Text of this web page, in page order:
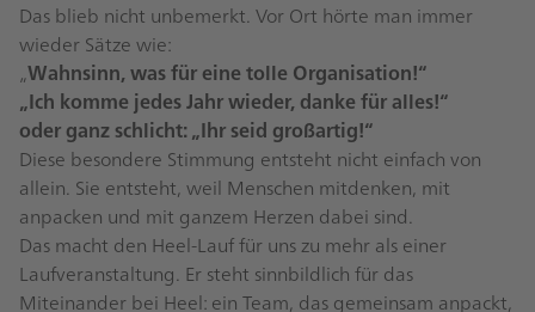
Das blieb nicht unbemerkt. Vor Ort hörte man immer
wieder Sätze wie:
„Wahnsinn, was für eine tolle Organisation!“
„Ich komme jedes Jahr wieder, danke für alles!“
oder ganz schlicht: „Ihr seid großartig!“
Diese besondere Stimmung entsteht nicht einfach von
allein. Sie entsteht, weil Menschen mitdenken, mit
anpacken und mit ganzem Herzen dabei sind.
Das macht den Heel-Lauf für uns zu mehr als einer
Laufveranstaltung. Er steht sinnbildlich für das
Miteinander bei Heel: ein Team, das gemeinsam anpackt,